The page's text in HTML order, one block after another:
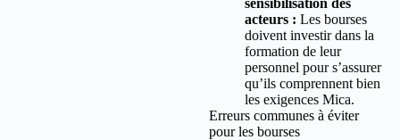
acteurs : Les bourses
doivent investir dans la
formation de leur
personnel pour s’assurer
qu’ils comprennent bien
les exigences Mica.
Erreurs communes à éviter
pour les bourses